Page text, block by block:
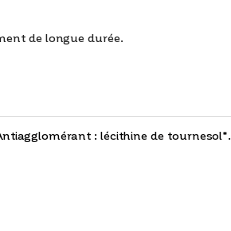
de longue durée.
: lécithine de tournesol*.